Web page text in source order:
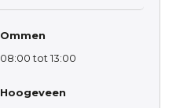
Ommen
08:00 tot 13:00
Hoogeveen